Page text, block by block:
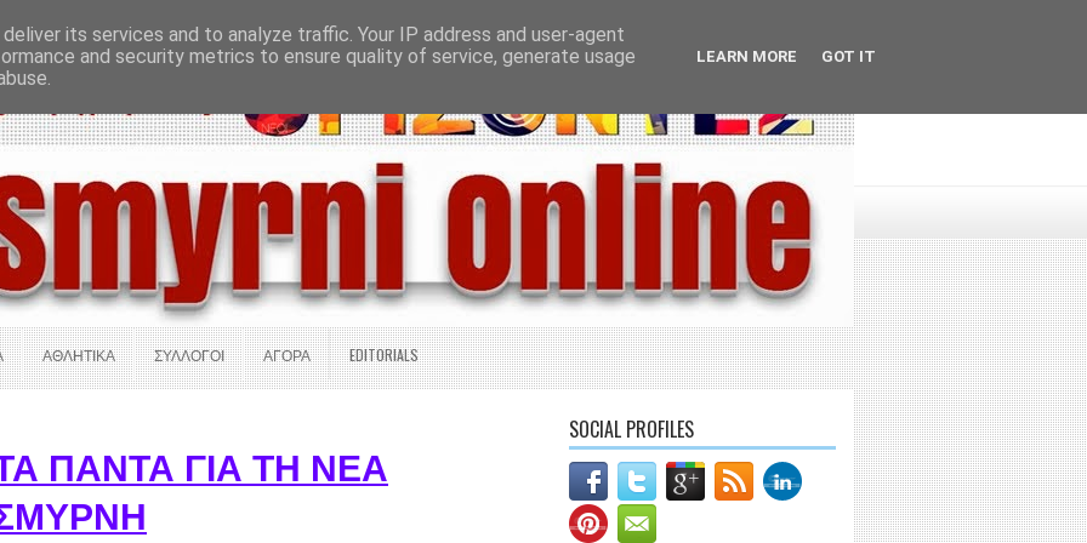
ΠΛΗΡΟΦΟΡΙΕΣ ΟΔΗΓΟΣ ΑΓΟΡΑΣ ΕΠΙΚΟΙΝΩΝΙΑ
ΑΘΛΗΤΙΚΑ ΣΥΛΛΟΓΟΙ ΑΓΟΡΑ EDITORIALS
ΠΑΝΤΑ ΓΙΑ ΤΗ ΝΕΑ
SOCIAL PROFILES
its services and to analyze traffic. Your IP address and user-agent
and security metrics to ensure quality of service, generate usage
LEARN MORE GOT IT